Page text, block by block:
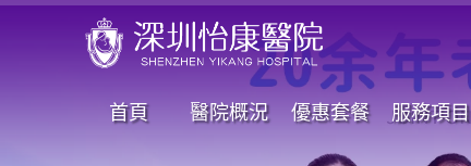
首頁 醫院概況 優惠套餐 服務項目